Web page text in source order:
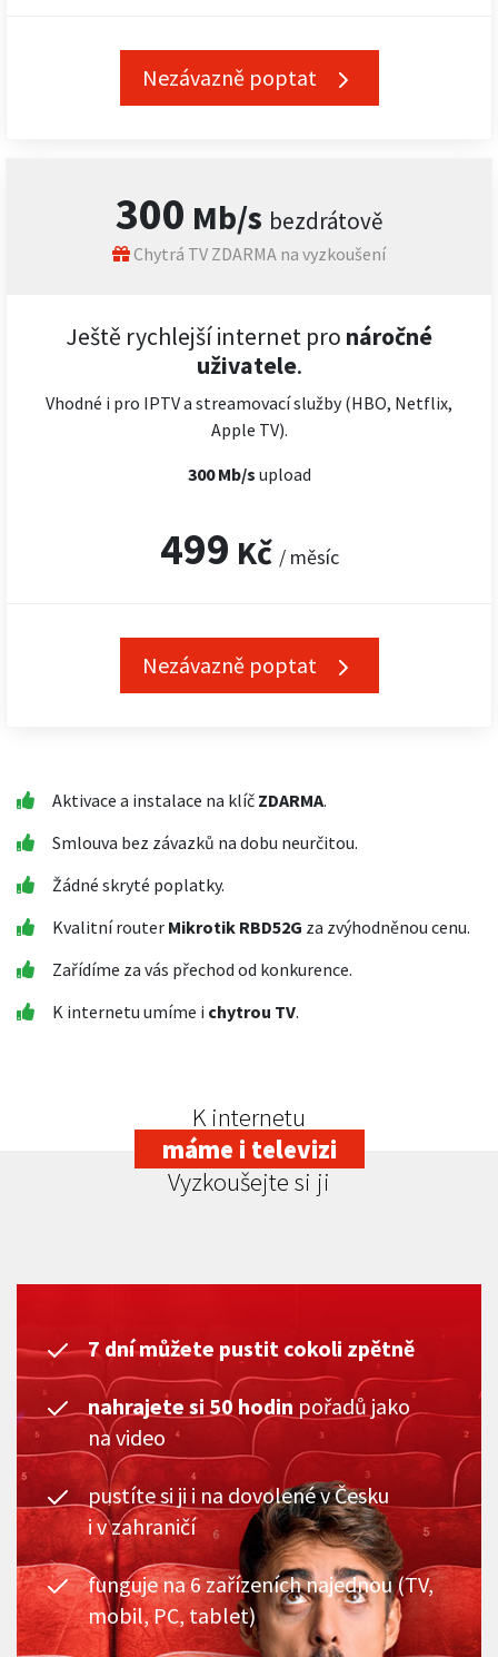
Nezávazně poptat
300 Mb/s bezdrátově
Chytrá TV ZDARMA na vyzkoušení
Ještě rychlejší internet pro náročné
uživatele.
Vhodné i pro IPTV a streamovací služby (HBO, Netflix,
Apple TV).
300 Mb/s upload
499 Kč / měsíc
Nezávazně poptat
Aktivace a instalace na klíč ZDARMA.
Smlouva bez závazků na dobu neurčitou.
Žádné skryté poplatky.
Kvalitní router Mikrotik RBD52G za zvýhodněnou cenu.
Zařídíme za vás přechod od konkurence.
K internetu umíme i chytrou TV.
K internetu
máme i televizi
Vyzkoušejte si ji
7 dní můžete pustit cokoli zpětně
nahrajete si 50 hodin pořadů jako
na video
pustíte si ji i na dovolené v Česku
i v zahraničí
funguje na 6 zařízeních najednou (TV,
mobil, PC, tablet)